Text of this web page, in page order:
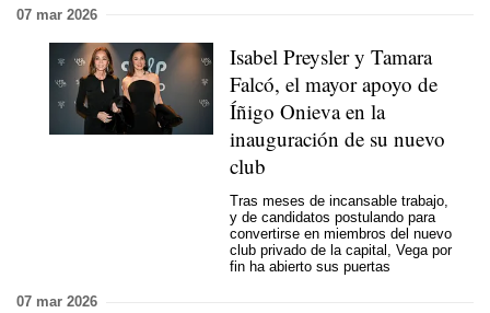
07 mar 2026
Isabel Preysler y Tamara
Falcó, el mayor apoyo de
Íñigo Onieva en la
inauguración de su nuevo
club
Tras meses de incansable trabajo,
y de candidatos postulando para
convertirse en miembros del nuevo
club privado de la capital, Vega por
fin ha abierto sus puertas
07 mar 2026